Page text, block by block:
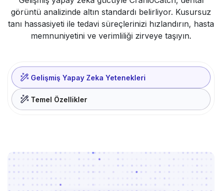
görüntü analizinde altın standardı belirliyor. Kusursuz
tanı hassasiyeti ile tedavi süreçlerinizi hızlandırın, hasta
memnuniyetini ve verimliliği zirveye taşıyın.
Gelişmiş Yapay Zeka Yetenekleri
Temel Özellikler